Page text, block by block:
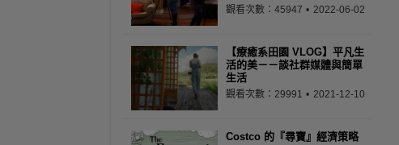
觀看次數：45947 2022-06-02
【療癒系田園 VLOG】平凡生
活的美－－談社群媒體與簡單
生活
觀看次數：29991 2021-12-10
Costco 的『尋寶』經濟策略